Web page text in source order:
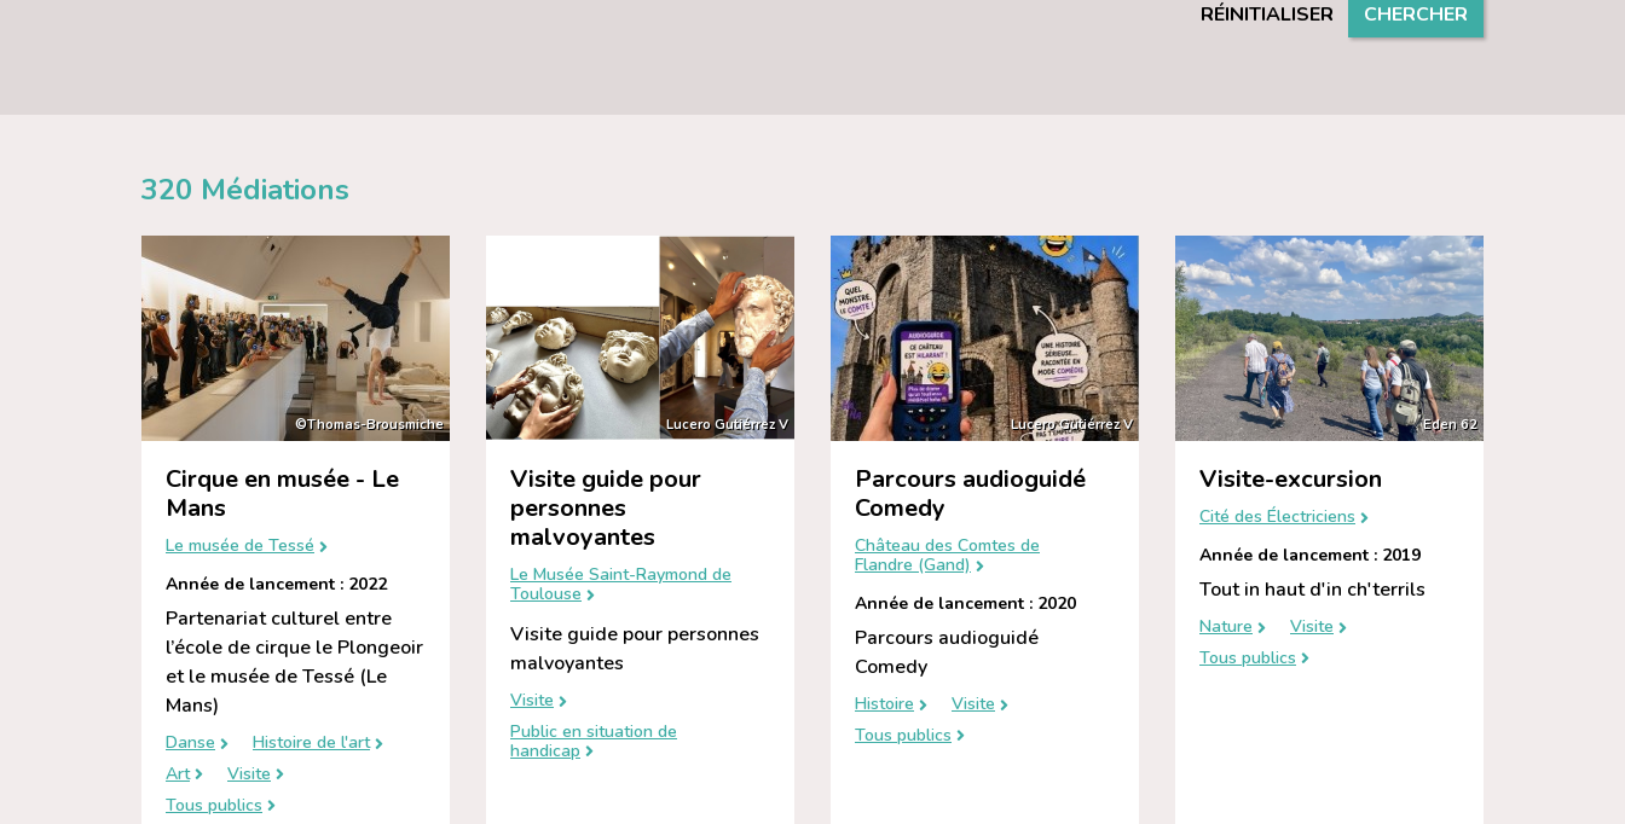
RÉINITIALISER
320 Médiations
©Thomas-Brousmiche
Cirque en musée - Le
Mans
Le musée de Tessé
Année de lancement : 2022
Partenariat culturel entre
l’école de cirque le Plongeoir
et le musée de Tessé (Le
Mans)
Danse
Histoire de l'art
Art
Visite
Tous publics
Lucero Gutiérrez V
Visite guide pour
personnes
malvoyantes
Le Musée Saint-Raymond de
Toulouse
Visite guide pour personnes
malvoyantes
Visite
Public en situation de
handicap
Lucero Gutiérrez V
Parcours audioguidé
Comedy
Château des Comtes de
Flandre (Gand)
Année de lancement : 2020
Parcours audioguidé
Comedy
Histoire
Visite
Tous publics
Eden 62
Visite-excursion
Cité des Électriciens
Année de lancement : 2019
Tout in haut d'in ch'terrils
Nature
Visite
Tous publics